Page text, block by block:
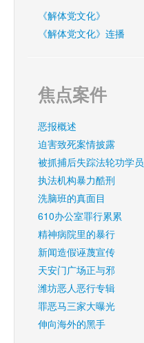
《解体党文化》
《解体党文化》连播
焦点案件
恶报概述
迫害致死案情披露
被抓捕后失踪法轮功学员
执法机构暴力酷刑
洗脑班的真面目
610办公室罪行累累
精神病院里的暴行
新闻造假诬蔑宣传
天安门广场正与邪
潍坊恶人恶行专辑
罪恶马三家大曝光
伸向海外的黑手